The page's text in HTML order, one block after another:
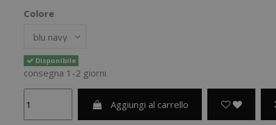
Colore
Disponibile
consegna 1-2 giorni
Aggiungi al carrello